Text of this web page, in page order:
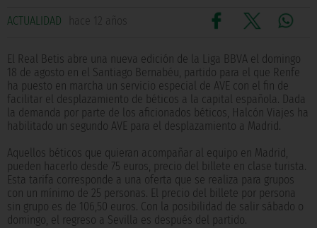
ACTUALIDAD hace 12 años
El Real Betis abre una nueva edición de la Liga BBVA el domingo
18 de agosto en el Santiago Bernabéu, partido para el que Renfe
ha puesto en marcha un servicio especial de AVE con el fin de
facilitar el desplazamiento de béticos a la capital española. Dada
la demanda por parte de los aficionados béticos, Halcón Viajes ha
habilitado un segundo AVE para el desplazamiento a Madrid.
Aquellos béticos que quieran acompañar al equipo en Madrid,
pueden hacerlo desde 75 euros, precio del billete en clase turista.
Esta tarifa corresponde a una oferta que se realiza para grupos
con un mínimo de 25 personas. El precio del billete por persona
sin grupo es de 106,50 euros. Con la posibilidad de salir sábado o
domingo, el regreso a Sevilla es después del partido.